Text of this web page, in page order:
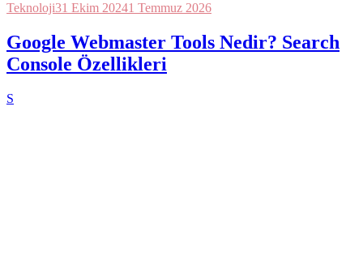
Teknoloji31 Ekim 20241 Temmuz 2026
Google Webmaster Tools Nedir? Search
Console Özellikleri
S